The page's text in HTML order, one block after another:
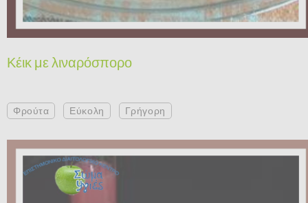
Κέικ με λιναρόσπορο
Φρούτα Εύκολη Γρήγορη